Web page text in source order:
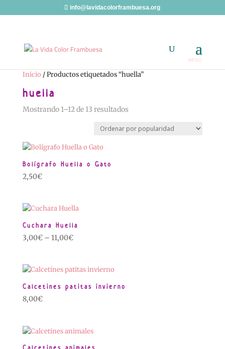
info@lavidacolorframbuesa.org
Inicio / Productos etiquetados “huella”
huella
Mostrando 1–12 de 13 resultadosOrdenado
popularidad
Bolígrafo Huella o Gato
2,50€
Cuchara Huella
3,00€– 11,00€
Calcetines patitas invierno
8,00€